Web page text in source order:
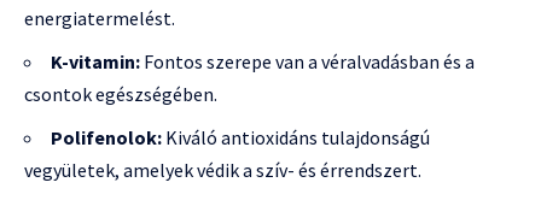
energiatermelést.
K-vitamin: Fontos szerepe van a véralvadásban és a
csontok egészségében.
Polifenolok: Kiváló antioxidáns tulajdonságú
vegyületek, amelyek védik a szív- és érrendszert.